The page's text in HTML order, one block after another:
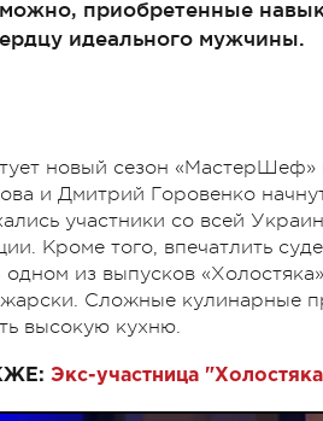
приобретенные
идеального мужчины.
новый сезон
и Дмитрий Горовенко
участники со всей
Кроме того, впечатлить
из выпусков
Сложные кулинарные
высокую кухню.
Экс-участница